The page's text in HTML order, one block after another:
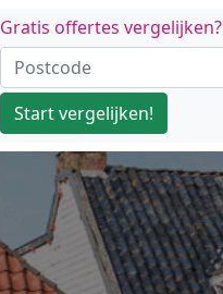
Gratis offertes vergelijken?
Start vergelijken!